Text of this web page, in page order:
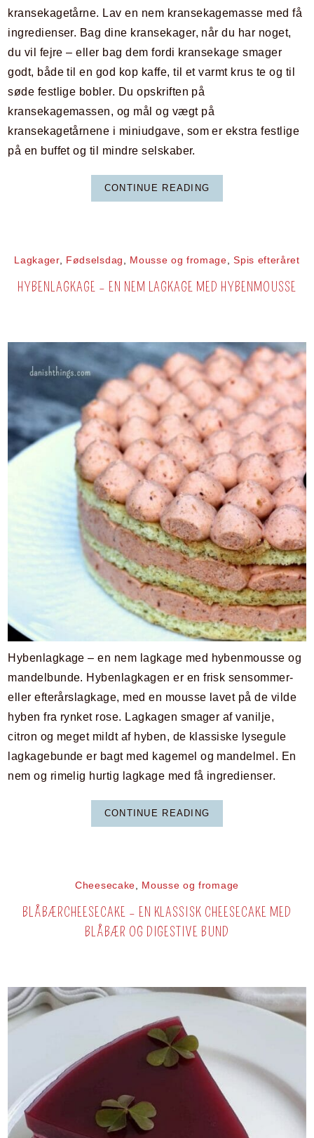
kransekagetårne. Lav en nem kransekagemasse med få
ingredienser. Bag dine kransekager, når du har noget,
du vil fejre – eller bag dem fordi kransekage smager
godt, både til en god kop kaffe, til et varmt krus te og til
søde festlige bobler. Du opskriften på
kransekagemassen, og mål og vægt på
kransekagetårnene i miniudgave, som er ekstra festlige
på en buffet og til mindre selskaber.
CONTINUE READING
Lagkager, Fødselsdag Mousse og fromage ,Spis efteråret
HYBENLAGKAGE – EN NEM LAGKAGE MED HYBENMOUSSE
Hybenlagkage – en nem lagkage med hybenmousse og
mandelbunde. Hybenlagkagen er en frisk sensommer-
eller efterårslagkage, med en mousse lavet på de vilde
hyben fra rynket rose. Lagkagen smager af vanilje,
citron og meget mildt af hyben, de klassiske lysegule
lagkagebunde er bagt med kagemel og mandelmel. En
nem og rimelig hurtig lagkage med få ingredienser.
CONTINUE READING
Cheesecake Mousse og fromage
BLÅBÆRCHEESECAKE – EN KLASSISK CHEESECAKE MED
BLÅBÆR OG DIGESTIVE BUND